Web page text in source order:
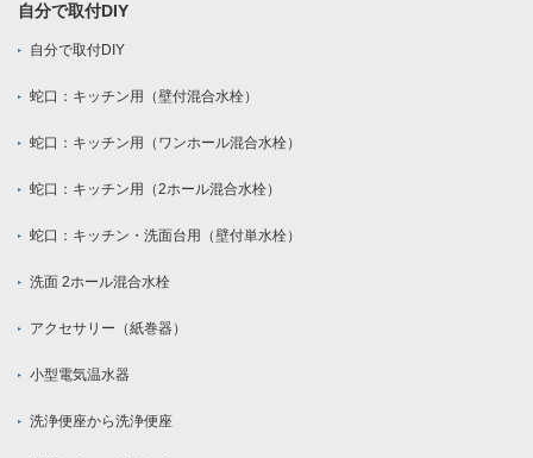
自分で取付DIY
自分で取付DIY
蛇口：キッチン用（壁付混合水栓）
蛇口：キッチン用（ワンホール混合水栓）
蛇口：キッチン用（2ホール混合水栓）
蛇口：キッチン・洗面台用（壁付単水栓）
洗面 2ホール混合水栓
アクセサリー（紙巻器）
小型電気温水器
洗浄便座から洗浄便座